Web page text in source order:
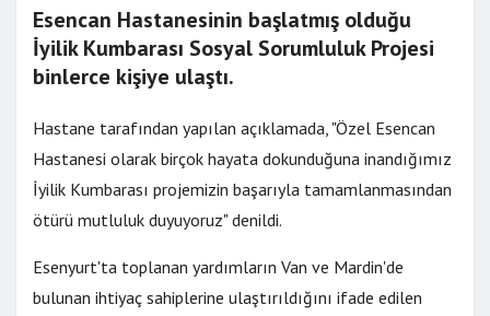
Esencan Hastanesinin başlatmış olduğu
İyilik Kumbarası Sosyal Sorumluluk Projesi
binlerce kişiye ulaştı.
Hastane tarafından yapılan açıklamada, "Özel Esencan
Hastanesi olarak birçok hayata dokunduğuna inandığımız
İyilik Kumbarası projemizin başarıyla tamamlanmasından
ötürü mutluluk duyuyoruz" denildi.
Esenyurt'ta toplanan yardımların Van ve Mardin'de
bulunan ihtiyaç sahiplerine ulaştırıldığını ifade edilen